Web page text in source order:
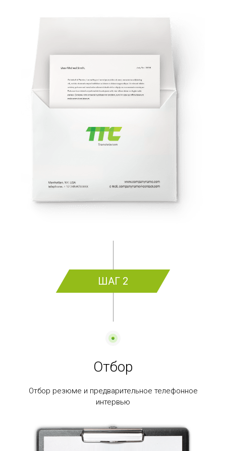
ШАГ 2
Отбор
Отбор резюме и предварительное телефонное
интервью